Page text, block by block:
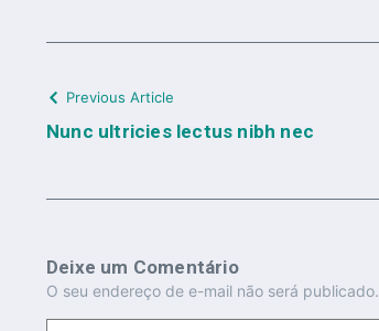
Previous Article
Nunc ultricies lectus nibh nec
Deixe um Comentário
O seu endereço de e-mail não será publicado.